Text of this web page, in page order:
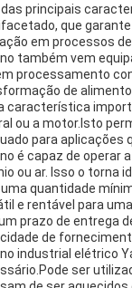
principais
que
em processos
também vem
processamento
de
característica
ou a motor.Isto
para aplicações
é capaz de operar
ou ar. Isso o torna
quantidade
e rentável para
prazo de entrega
de
industrial elétrico
ser